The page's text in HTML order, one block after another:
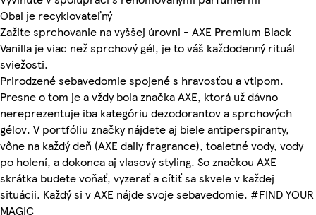
Obal je recyklovateľný
Zažite sprchovanie na vyššej úrovni - AXE Premium Black
Vanilla je viac než sprchový gél, je to váš každodenný rituál
sviežosti.
Prirodzené sebavedomie spojené s hravosťou a vtipom.
Presne o tom je a vždy bola značka AXE, ktorá už dávno
nereprezentuje iba kategóriu dezodorantov a sprchových
gélov. V portfóliu značky nájdete aj biele antiperspiranty,
vône na každý deň (AXE daily fragrance), toaletné vody, vody
po holení, a dokonca aj vlasový styling. So značkou AXE
skrátka budete voňať, vyzerať a cítiť sa skvele v každej
situácii. Každý si v AXE nájde svoje sebavedomie. #FIND YOUR
MAGIC